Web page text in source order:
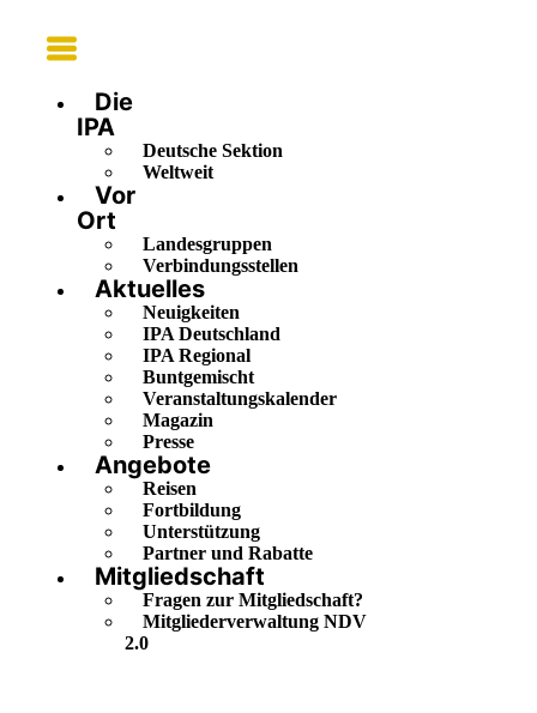
Main
Menu
Die
IPA
Deutsche Sektion
Weltweit
Vor
Ort
Landesgruppen
Verbindungsstellen
Aktuelles
Neuigkeiten
IPA Deutschland
IPA Regional
Buntgemischt
Veranstaltungskalender
Magazin
Presse
Angebote
Reisen
Fortbildung
Unterstützung
Partner und Rabatte
Mitgliedschaft
Fragen zur Mitgliedschaft?
Mitgliederverwaltung NDV
2.0